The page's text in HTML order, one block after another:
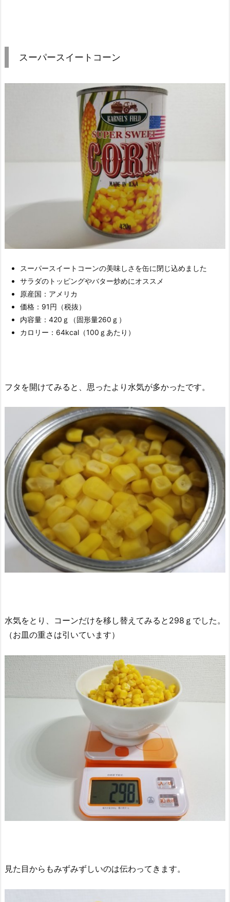
スーパースイートコーン
スーパースイートコーンの美味しさを缶に閉じ込めました
サラダのトッピングやバター炒めにオススメ
原産国：アメリカ
価格：91円（税抜）
内容量：420ｇ（固形量260ｇ）
カロリー：64kcal（100ｇあたり）
フタを開けてみると、思ったより水気が多かったです。
水気をとり、コーンだけを移し替えてみると298ｇでした。
（お皿の重さは引いています）
見た目からもみずみずしいのは伝わってきます。